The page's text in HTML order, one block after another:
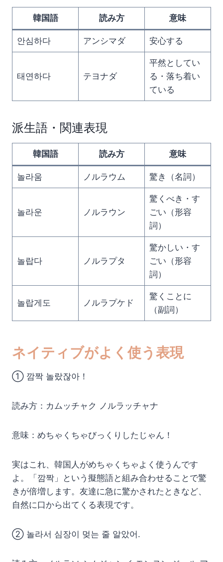
韓国語 読み方 意味
안심하다 アンシマダ 安心する
태연하다 テヨナダ
平然としてい
る・落ち着い
ている
派生語・関連表現
韓国語 読み方 意味
놀라움 ノルラウム 驚き（名詞）
놀라운 ノルラウン
驚くべき・す
ごい（形容
詞）
놀랍다 ノルラプタ
驚かしい・す
ごい（形容
詞）
놀랍게도 ノルラプケド
驚くことに
（副詞）
ネイティブがよく使う表現
① 깜짝 놀랐잖아！
読み方：カムッチャク ノルラッチャナ
意味：めちゃくちゃびっくりしたじゃん！
実はこれ、韓国人がめちゃくちゃよく使うんです
よ。「깜짝」という擬態語と組み合わせることで驚
きが倍増します。友達に急に驚かされたときなど、
自然に口から出てくる表現です。
② 놀라서 심장이 멎는 줄 알았어.